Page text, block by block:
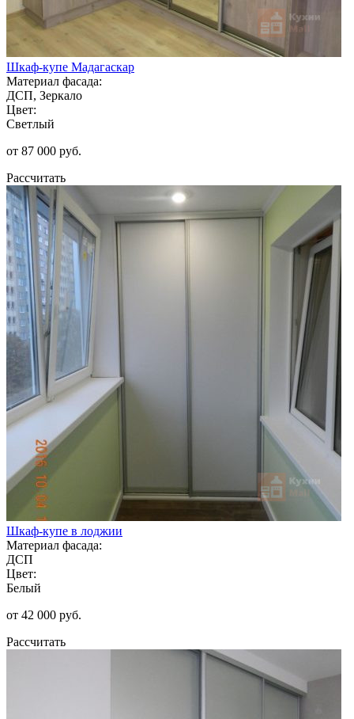
Шкаф-купе Мадагаскар
Материал фасада:
ДСП, Зеркало
Цвет:
Светлый
от 87 000 руб.
Рассчитать
Шкаф-купе в лоджии
Материал фасада:
ДСП
Цвет:
Белый
от 42 000 руб.
Рассчитать